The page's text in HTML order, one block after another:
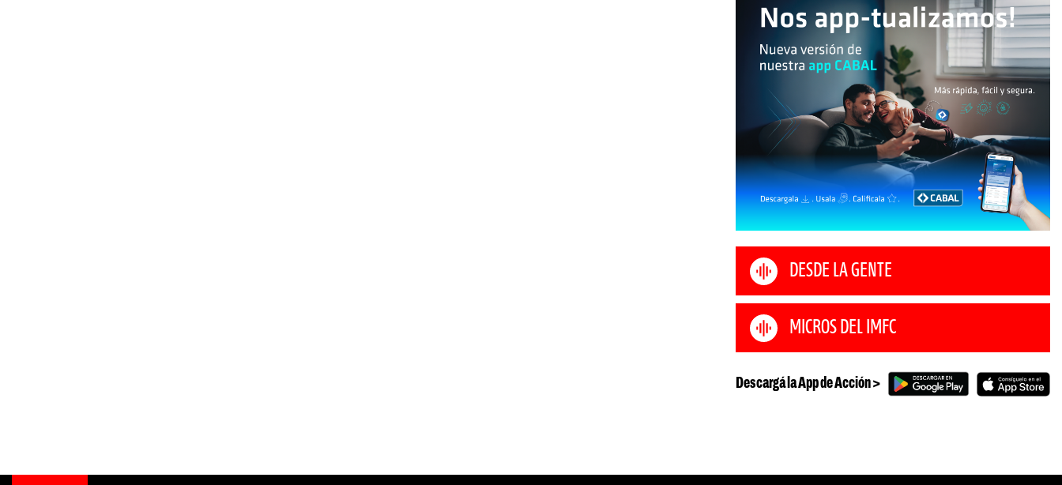
DESDE LA GENTE
MICROS DEL IMFC
Descargá la App de Acción >